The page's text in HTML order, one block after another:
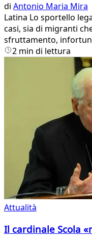
di Antonio Maria Mira
Latina Lo sportello
casi, sia di migranti
sfruttamento,
2 min di lettura
Attualità
Il cardinale Scola